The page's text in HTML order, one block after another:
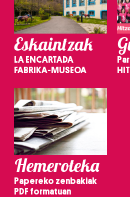
Eskaintzak
LA ENCARTADA
FABRIKA-MUSEOA
Hemeroteka
Papereko zenbakiak
PDF formatuan